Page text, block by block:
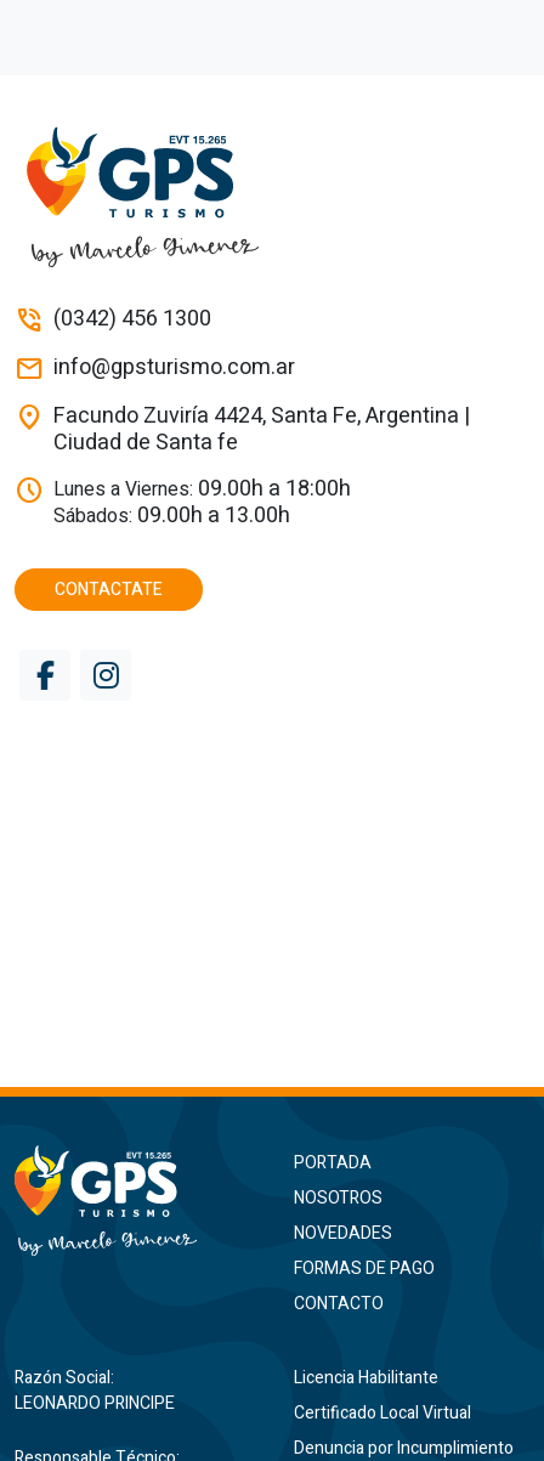
phone_in_talk (0342) 456 1300
mail info@gpsturismo.com.ar
location_on Facundo Zuviría 4424, Santa Fe, Argentina |
Ciudad de Santa fe
schedule Lunes a Viernes: 09.00h a 18:00h
Sábados: 09.00h a 13.00h
CONTACTATE
PORTADA
NOSOTROS
NOVEDADES
FORMAS DE PAGO
CONTACTO
Razón Social:
LEONARDO PRINCIPE
Licencia Habilitante
Certificado Local Virtual
Denuncia por Incumplimiento